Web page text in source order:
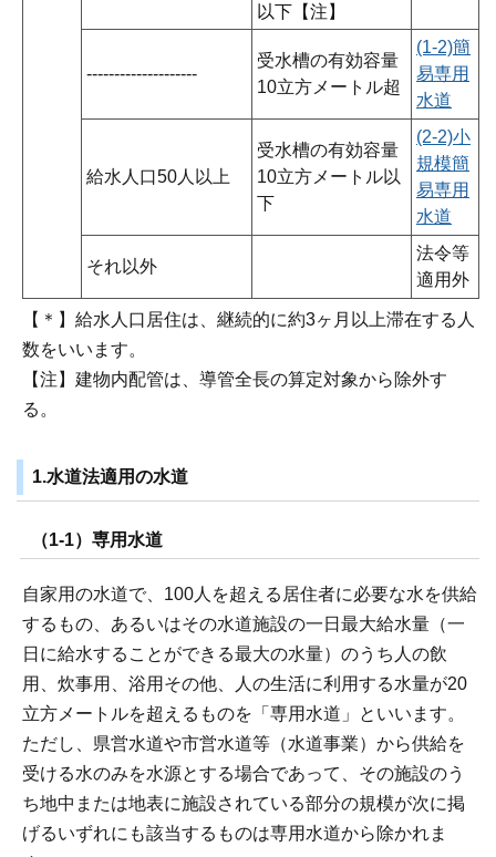
以下【注】
--------------------
受水槽の有効容量
10立方メートル超
(1-2)簡
易専用
水道
給水人口50人以上
受水槽の有効容量
10立方メートル以
下
(2-2)小
規模簡
易専用
水道
それ以外
法令等
適用外
【＊】給水人口居住は、継続的に約3ヶ月以上滞在する人
数をいいます。
【注】建物内配管は、導管全長の算定対象から除外す
る。
1.水道法適用の水道
（1-1）専用水道
自家用の水道で、100人を超える居住者に必要な水を供給
するもの、あるいはその水道施設の一日最大給水量（一
日に給水することができる最大の水量）のうち人の飲
用、炊事用、浴用その他、人の生活に利用する水量が20
立方メートルを超えるものを「専用水道」といいます。
ただし、県営水道や市営水道等（水道事業）から供給を
受ける水のみを水源とする場合であって、その施設のう
ち地中または地表に施設されている部分の規模が次に掲
げるいずれにも該当するものは専用水道から除かれま